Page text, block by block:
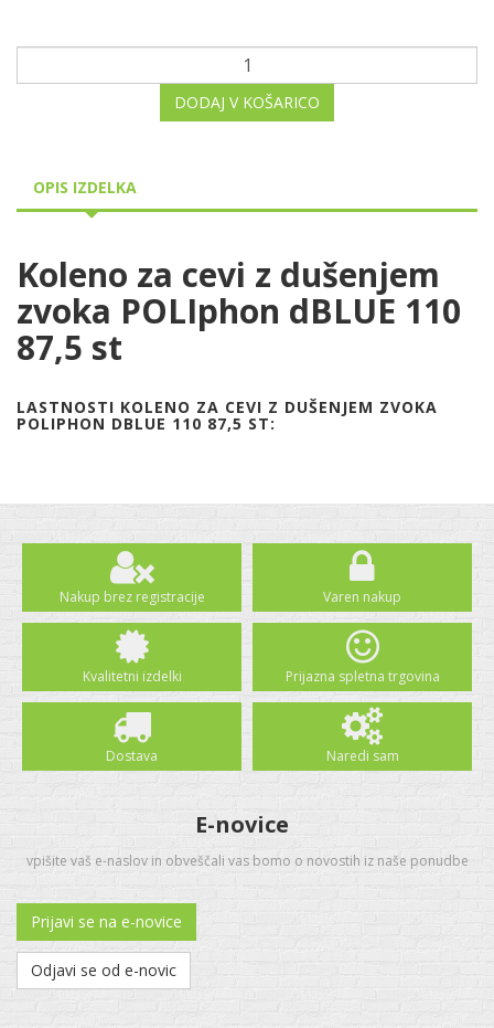
DODAJ V KOŠARICO
OPIS IZDELKA
Koleno za cevi z dušenjem
zvoka POLIphon dBLUE 110
87,5 st
LASTNOSTI KOLENO ZA CEVI Z DUŠENJEM ZVOKA
POLIPHON DBLUE 110 87,5 ST:
Nakup brez registracije Varen nakup
Kvalitetni izdelki Prijazna spletna trgovina
Dostava Naredi sam
E-novice
vpišite vaš e-naslov in obveščali vas bomo o novostih iz naše ponudbe
Prijavi se na e-novice
Odjavi se od e-novic